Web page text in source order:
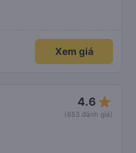
Xem giá
4.6 star_rate
(653 đánh giá)